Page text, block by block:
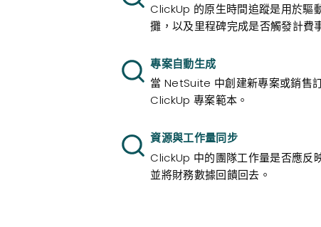
ClickUp 的原生時間追蹤是用於
攤，以及里程碑完成是否觸發計費
專案自動生成
當 NetSuite 中創建新專案或銷售
ClickUp 專案範本。
資源與工作量同步
ClickUp 中的團隊工作量是否應反
並將財務數據回饋回去。